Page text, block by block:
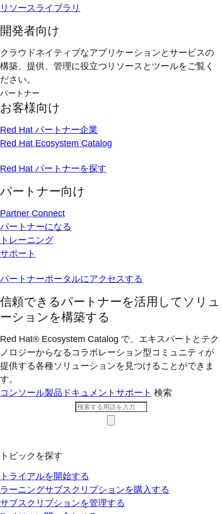
リソースライブラリ
開発者向け
クラウドネイティブなアプリケーションとサービスの
構築、提供、管理に役立つリソースとツールをご覧く
ださい。
パートナー
お客様向け
Red Hat パートナー企業
Red Hat Ecosystem Catalog
Red Hat パートナーを探す
パートナー向け
Partner Connect
パートナーになる
トレーニング
サポート
パートナーポータルにアクセスする
信頼できるパートナーを活用してソリュ
ーションを構築する
Red Hat® Ecosystem Catalog で、エキスパートとテク
ノロジーからなるコラボレーション型コミ​ュニティが
提供する各種ソリューションを見つけることができま
す。
コンソール製品ドキュメント サポート 検索
トピックを探す
トライアルを開始する
ラーニングサブスクリプションを購入する
サブスクリプションを管理する